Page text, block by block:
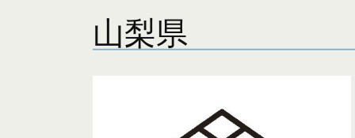
山梨県